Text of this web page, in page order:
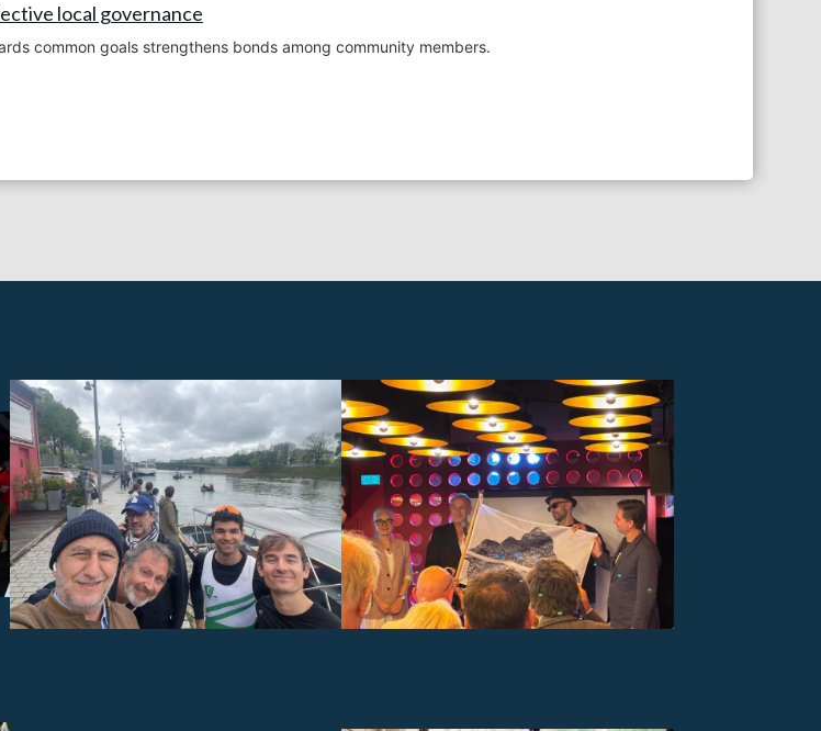
local governance
common goals strengthens bonds among community members.